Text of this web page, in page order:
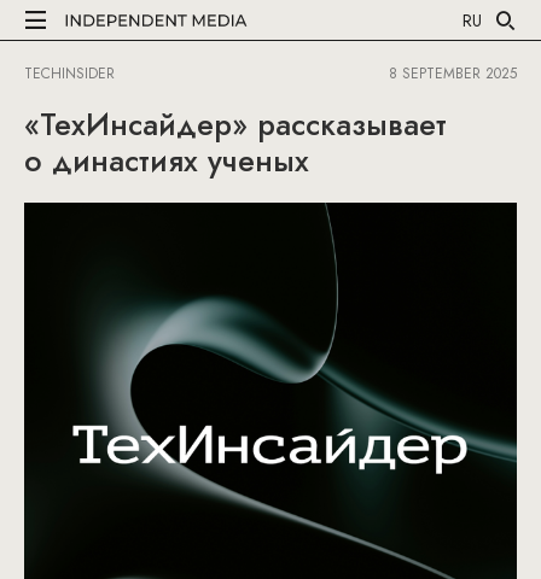
RU
TECHINSIDER 8 SEPTEMBER 2025
«ТехИнсайдер» рассказывает
о династиях ученых